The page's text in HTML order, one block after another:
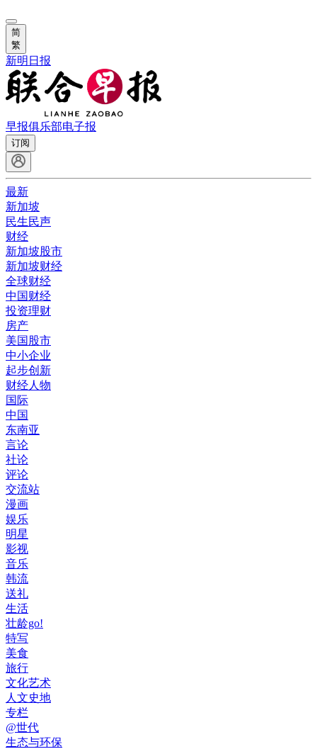
简
繁
新明日报
早报俱乐部电子报
订阅
最新
新加坡
民生民声
财经
新加坡股市
新加坡财经
全球财经
中国财经
投资理财
房产
美国股市
中小企业
起步创新
财经人物
国际
中国
东南亚
言论
社论
评论
交流站
漫画
娱乐
明星
影视
音乐
韩流
送礼
生活
壮龄go!
特写
美食
旅行
文化艺术
人文史地
专栏
@世代
生态与环保